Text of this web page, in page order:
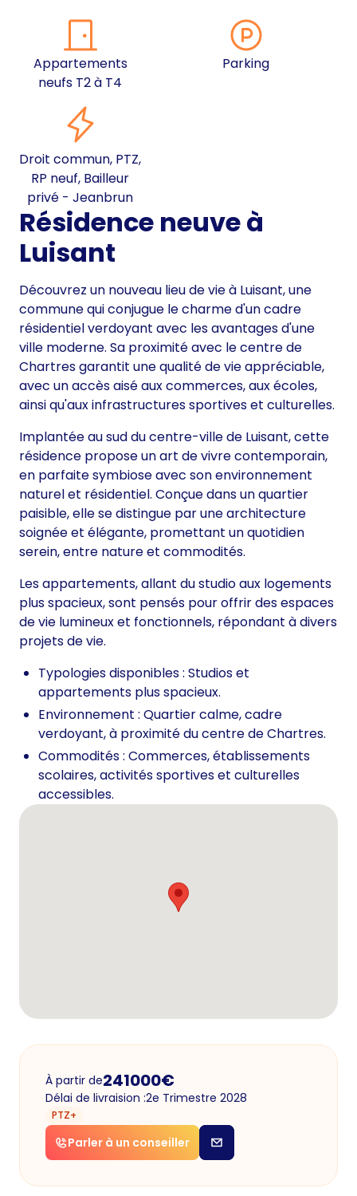
Appartements
neufs T2 à T4
Parking
Droit commun, PTZ,
RP neuf, Bailleur
privé - Jeanbrun
Résidence neuve à
Luisant
Découvrez un nouveau lieu de vie à Luisant, une
commune qui conjugue le charme d'un cadre
résidentiel verdoyant avec les avantages d'une
ville moderne. Sa proximité avec le centre de
Chartres garantit une qualité de vie appréciable,
avec un accès aisé aux commerces, aux écoles,
ainsi qu'aux infrastructures sportives et culturelles.
Implantée au sud du centre-ville de Luisant, cette
résidence propose un art de vivre contemporain,
en parfaite symbiose avec son environnement
naturel et résidentiel. Conçue dans un quartier
paisible, elle se distingue par une architecture
soignée et élégante, promettant un quotidien
serein, entre nature et commodités.
Les appartements, allant du studio aux logements
plus spacieux, sont pensés pour offrir des espaces
de vie lumineux et fonctionnels, répondant à divers
projets de vie.
Typologies disponibles : Studios et
appartements plus spacieux.
Environnement : Quartier calme, cadre
verdoyant, à proximité du centre de Chartres.
Commodités : Commerces, établissements
scolaires, activités sportives et culturelles
accessibles.
À partir de241000€
Délai de livraision :2e Trimestre 2028
PTZ+
Parler à un conseiller